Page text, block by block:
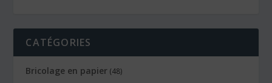
CATÉGORIES
Bricolage en papier (48)